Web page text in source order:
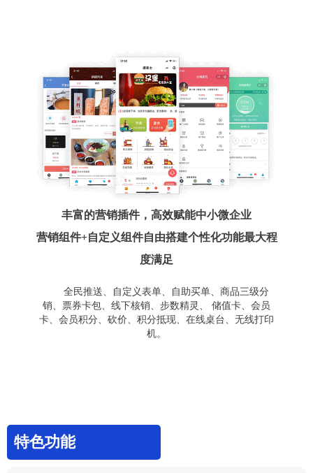
丰富的营销插件，高效赋能中小微企业
营销组件+自定义组件自由搭建个性化功能最大程
度满足
全民推送、自定义表单、自助买单、商品三级分
销、票券卡包、线下核销、步数精灵、 储值卡、会员
卡、会员积分、砍价、积分抵现、在线桌台、无线打印
机。
特色功能